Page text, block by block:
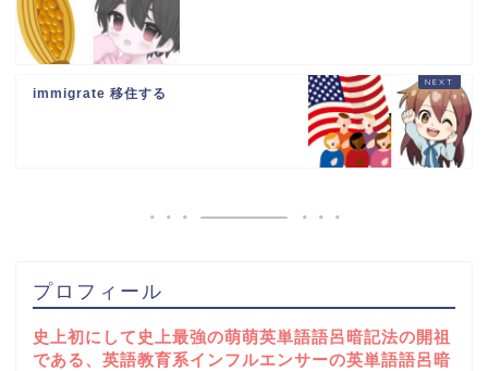
immigrate 移住する
プロフィール
史上初にして史上最強の萌萌英単語語呂暗記法の開祖
である、英語教育系インフルエンサーの英単語語呂暗